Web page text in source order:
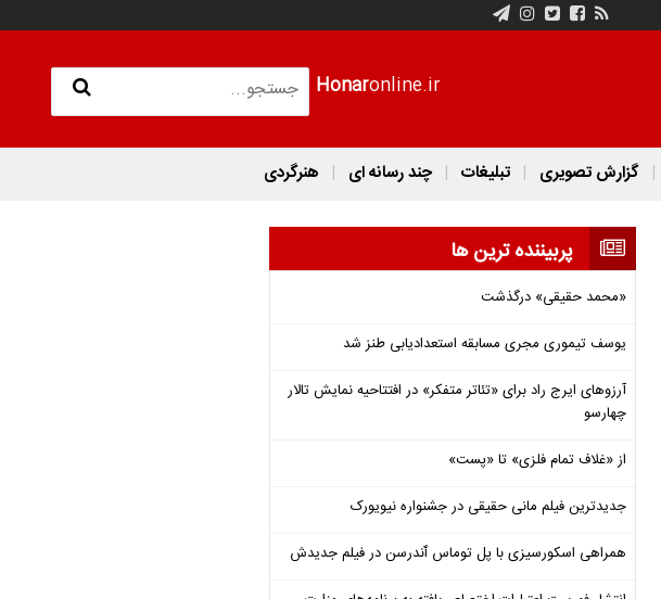
Honaronline.ir
گزارش تصویری تبلیغات چند رسانه ای هنرگردی
پربیننده ترین ها
«محمد حقیقی» درگذشت
یوسف تیموری مجری مسابقه استعدادیابی طنز شد
آرزوهای ایرج راد برای «تئاتر متفکر» در افتتاحیه نمایش تالار
چهارسو
از «غلاف تمام فلزی» تا «پست»
جدیدترین فیلم مانی حقیقی در جشنواره نیویورک
همراهی اسکورسیزی با پل توماس ٱندرسن در فیلم جدیدش